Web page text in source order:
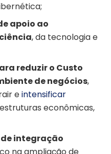
apoio ao
, da tecnologia e
reduzir o Custo
de negócios,
eintensificar
econômicas,
integração